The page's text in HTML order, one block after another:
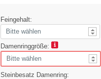
Feingehalt:
Damenringgröße:
Steinbesatz Damenring: